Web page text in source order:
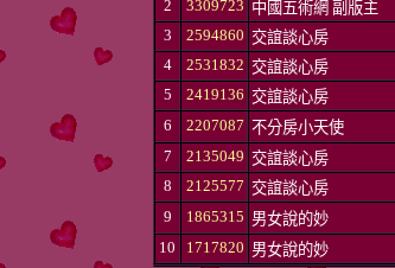
2
3309723 中國五術網 副版主
3
2594860 交誼談心房
4
2531832 交誼談心房
5
2419136 交誼談心房
6
2207087 不分房小天使
7
2135049 交誼談心房
8
2125577 交誼談心房
9
1865315 男女說的妙
10
1717820 男女說的妙